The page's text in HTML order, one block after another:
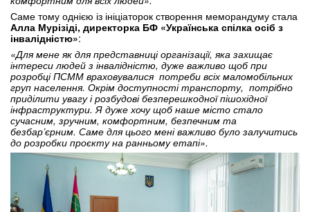
Саме тому однією із ініціаторок створення меморандуму стала
Алла Мурізіді, директорка БФ «Українська спілка осіб з
інвалідністю»:
«Для мене як для представниці організації, яка захищає
інтереси людей з інвалідністю, дуже важливо щоб при
розробці ПСММ враховувалися потреби всіх маломобільних
груп населення. Окрім доступності транспорту, потрібно
приділити увагу і розбудові безперешкодної пішохідної
інфраструктури. Я дуже хочу щоб наше місто стало
сучасним, зручним, комфортним, безпечним та
безбар’єрним. Саме для цього мені важливо було залучитись
до розробки проєкту на ранньому етапі».